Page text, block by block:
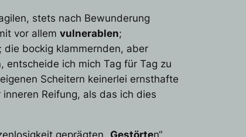
stets nach Bewunderung
vor allem vulnerablen;
die bockig klammernden, aber
, entscheide ich mich Tag für Tag zu
Scheitern keinerlei ernsthafte
Reifung, als das ich dies
geprägten „Gestörten“,